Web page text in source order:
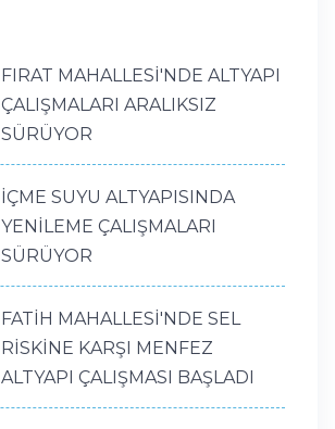
FIRAT MAHALLESİ'NDE ALTYAPI
ÇALIŞMALARI ARALIKSIZ
SÜRÜYOR
İÇME SUYU ALTYAPISINDA
YENİLEME ÇALIŞMALARI
SÜRÜYOR
FATİH MAHALLESİ'NDE SEL
RİSKİNE KARŞI MENFEZ
ALTYAPI ÇALIŞMASI BAŞLADI